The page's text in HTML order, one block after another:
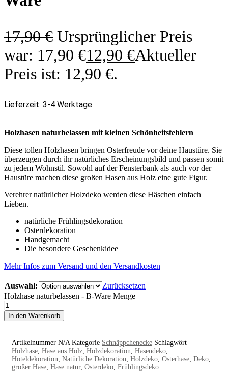
17,90€ Ursprünglicher Preis
war: 17,90 €12,90 €Aktueller
Preis ist: 12,90 €.
Lieferzeit: 3-4 Werktage
Holzhasen naturbelassen mit kleinen Schönheitsfehlern
Diese tollen Holzhasen bringen Osterfreude vor deine Haustüre. Sie
überzeugen durch ihr natürliches Erscheinungsbild und passen somit
zu jedem Wohnstil. Sowohl auf der Fensterbank als auch vor der
Haustüre machen diese großen Hasen aus Holz eine gute Figur.
Verehrer natürlicher Holzdeko werden diese Häschen einfach
Lieben.
natürliche Frühlingsdekoration
Osterdekoration
Handgemacht
Die besondere Geschenkidee
Mehr Infos zum Versand und den Versandkosten
Auswahl:
Zurücksetzen
Holzhase naturbelassen - B-Ware Menge
In den Warenkorb
Artikelnummer N/A Kategorie Schnäppchenecke Schlagwört
Holzhase, Hase aus Holz, Holzdekoration, Hasendeko,
Hoteldekoration, Natürliche Dekoration, Holzdeko, Osterhase, Deko,
großer Hase, Hase natur, Osterdeko, Frühlingsdeko